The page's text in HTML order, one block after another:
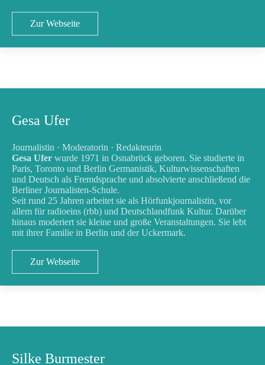
Zur Webseite
Gesa Ufer
Journalistin · Moderatorin · Redakteurin
Gesa Ufer wurde 1971 in Osnabrück geboren. Sie studierte in
Paris, Toronto und Berlin Germanistik, Kulturwissenschaften
und Deutsch als Fremdsprache und absolvierte anschließend die
Berliner Journalisten-Schule.
Seit rund 25 Jahren arbeitet sie als Hörfunkjournalistin, vor
allem für radioeins (rbb) und Deutschlandfunk Kultur. Darüber
hinaus moderiert sie kleine und große Veranstaltungen. Sie lebt
mit ihrer Familie in Berlin und der Uckermark.
Zur Webseite
Silke Burmester